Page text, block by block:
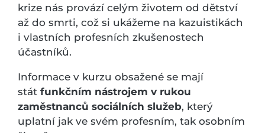
krize nás provází celým životem od dětství
až do smrti, což si ukážeme na kazuistikách
i vlastních profesních zkušenostech
účastníků.
Informace v kurzu obsažené se mají
stát funkčním nástrojem v rukou
zaměstnanců sociálních služeb, který
uplatní jak ve svém profesním, tak osobním